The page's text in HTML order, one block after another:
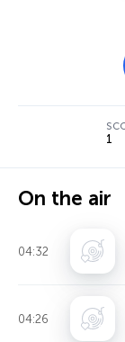
1
On the air
04:32
04:26